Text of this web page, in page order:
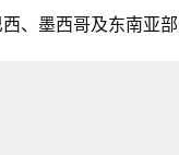
、墨西哥及东南亚部